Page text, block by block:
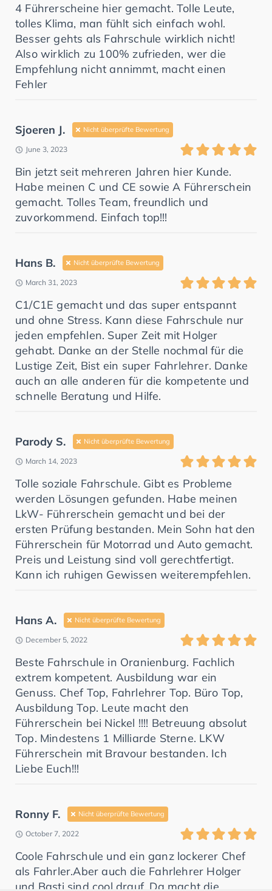
4 Führerscheine hier gemacht. Tolle Leute,
tolles Klima, man fühlt sich einfach wohl.
Besser gehts als Fahrschule wirklich nicht!
Also wirklich zu 100% zufrieden, wer die
Empfehlung nicht annimmt, macht einen
Fehler
Sjoeren J. Nicht überprüfte Bewertung
June 3, 2023
Bin jetzt seit mehreren Jahren hier Kunde.
Habe meinen C und CE sowie A Führerschein
gemacht. Tolles Team, freundlich und
zuvorkommend. Einfach top!!!
Hans B. Nicht überprüfte Bewertung
March 31, 2023
C1/C1E gemacht und das super entspannt
und ohne Stress. Kann diese Fahrschule nur
jeden empfehlen. Super Zeit mit Holger
gehabt. Danke an der Stelle nochmal für die
Lustige Zeit, Bist ein super Fahrlehrer. Danke
auch an alle anderen für die kompetente und
schnelle Beratung und Hilfe.
Parody S. Nicht überprüfte Bewertung
March 14, 2023
Tolle soziale Fahrschule. Gibt es Probleme
werden Lösungen gefunden. Habe meinen
LkW- Führerschein gemacht und bei der
ersten Prüfung bestanden. Mein Sohn hat den
Führerschein für Motorrad und Auto gemacht.
Preis und Leistung sind voll gerechtfertigt.
Kann ich ruhigen Gewissen weiterempfehlen.
Hans A. Nicht überprüfte Bewertung
December 5, 2022
Beste Fahrschule in Oranienburg. Fachlich
extrem kompetent. Ausbildung war ein
Genuss. Chef Top, Fahrlehrer Top. Büro Top,
Ausbildung Top. Leute macht den
Führerschein bei Nickel !!!! Betreuung absolut
Top. Mindestens 1 Milliarde Sterne. LKW
Führerschein mit Bravour bestanden. Ich
Liebe Euch!!!
Ronny F. Nicht überprüfte Bewertung
October 7, 2022
Coole Fahrschule und ein ganz lockerer Chef
als Fahrler.Aber auch die Fahrlehrer Holger
und Basti sind cool drauf. Da macht die